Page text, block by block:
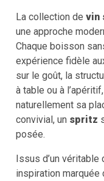
La collection devin
une approche
Chaque boisson
expérience fidèle
sur le goût, la
à table ou à
naturellement sa
convivial, un spritz
posée.
Issus d’un véritable
inspiration marquée